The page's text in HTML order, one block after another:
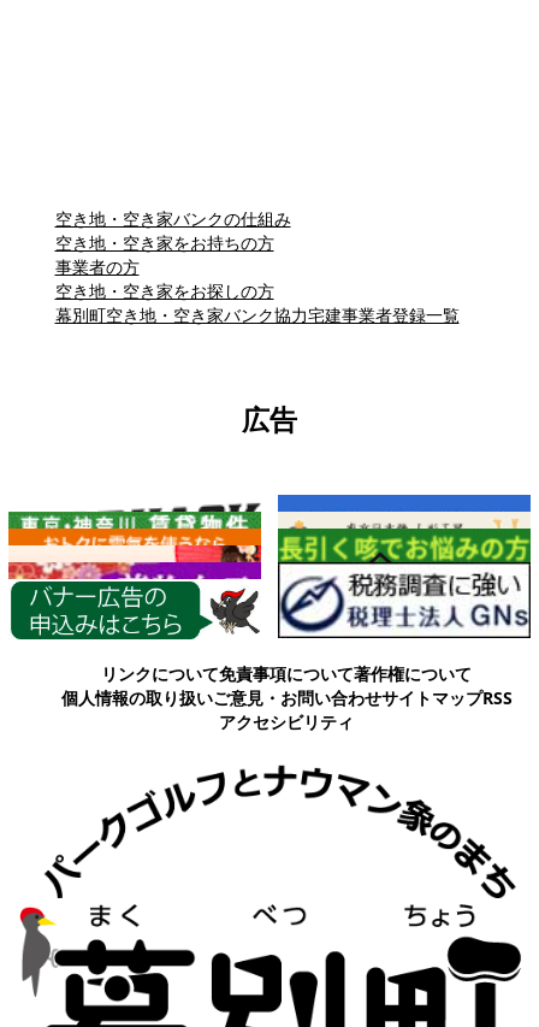
空き地・空き家バンクの仕組み
空き地・空き家をお持ちの方
事業者の方
空き地・空き家をお探しの方
幕別町空き地・空き家バンク協力宅建事業者登録一覧
広告
各種情報
リンクについて免責事項について著作権について
個人情報の取り扱いご意見・お問い合わせサイトマップRSS
アクセシビリティ